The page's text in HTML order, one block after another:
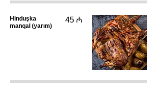
Hinduşka
manqal (yarım)
45 ₼